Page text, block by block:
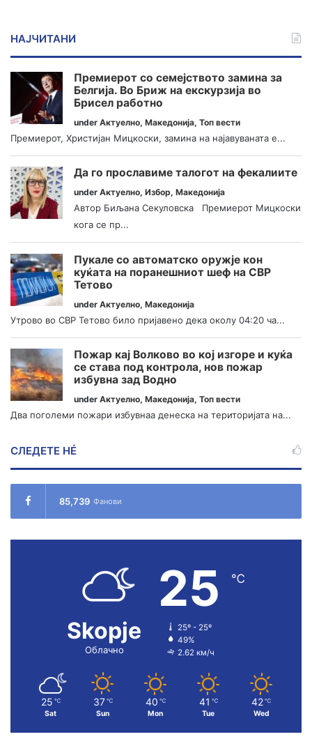
НАЈЧИТАНИ
Премиерот со семејството замина за
Белгија. Во Бриж на екскурзија во
Брисел работно
under Актуелно, Македонија, Топ вести
Премиерот, Христијан Мицкоски, замина на најавуваната е...
Да го прославиме талогот на фекалиите
under Актуелно, Избор, Македонија
Автор Биљана Секуловска Премиерот Мицкоски
кога се пр...
Пукале со автоматско оружје кон
куќата на поранешниот шеф на СВР
Тетово
under Актуелно, Македонија
Утрово во СВР Тетово било пријавено дека околу 04:20 ча...
Пожар кај Волково во кој изгоре и куќа
се става под контрола, нов пожар
избувна зад Водно
under Актуелно, Македонија, Топ вести
Два поголеми пожари избувнаа денеска на територијата на...
СЛЕДЕТЕ НÉ
85,739 Фанови
Skopje
Облачно
25 ℃
25º - 25º
49%
2.62 км/ч
25 ℃
Sat
37 ℃
Sun
40 ℃
Mon
41 ℃
Tue
42 ℃
Wed